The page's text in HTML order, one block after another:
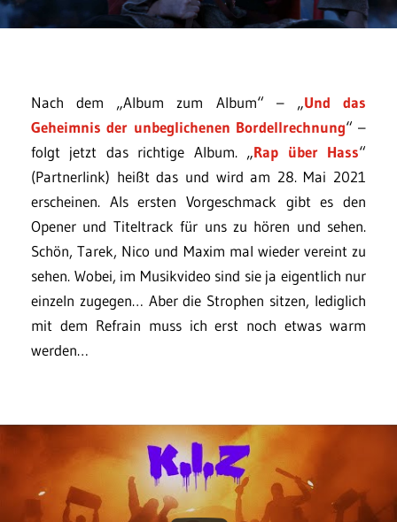
Nach dem „Album zum Album“ – „Und das
Geheimnis der unbeglichenen Bordellrechnung“ –
folgt jetzt das richtige Album. „Rap über Hass“
(Partnerlink) heißt das und wird am 28. Mai 2021
erscheinen. Als ersten Vorgeschmack gibt es den
Opener und Titeltrack für uns zu hören und sehen.
Schön, Tarek, Nico und Maxim mal wieder vereint zu
sehen. Wobei, im Musikvideo sind sie ja eigentlich nur
einzeln zugegen… Aber die Strophen sitzen, lediglich
mit dem Refrain muss ich erst noch etwas warm
werden…